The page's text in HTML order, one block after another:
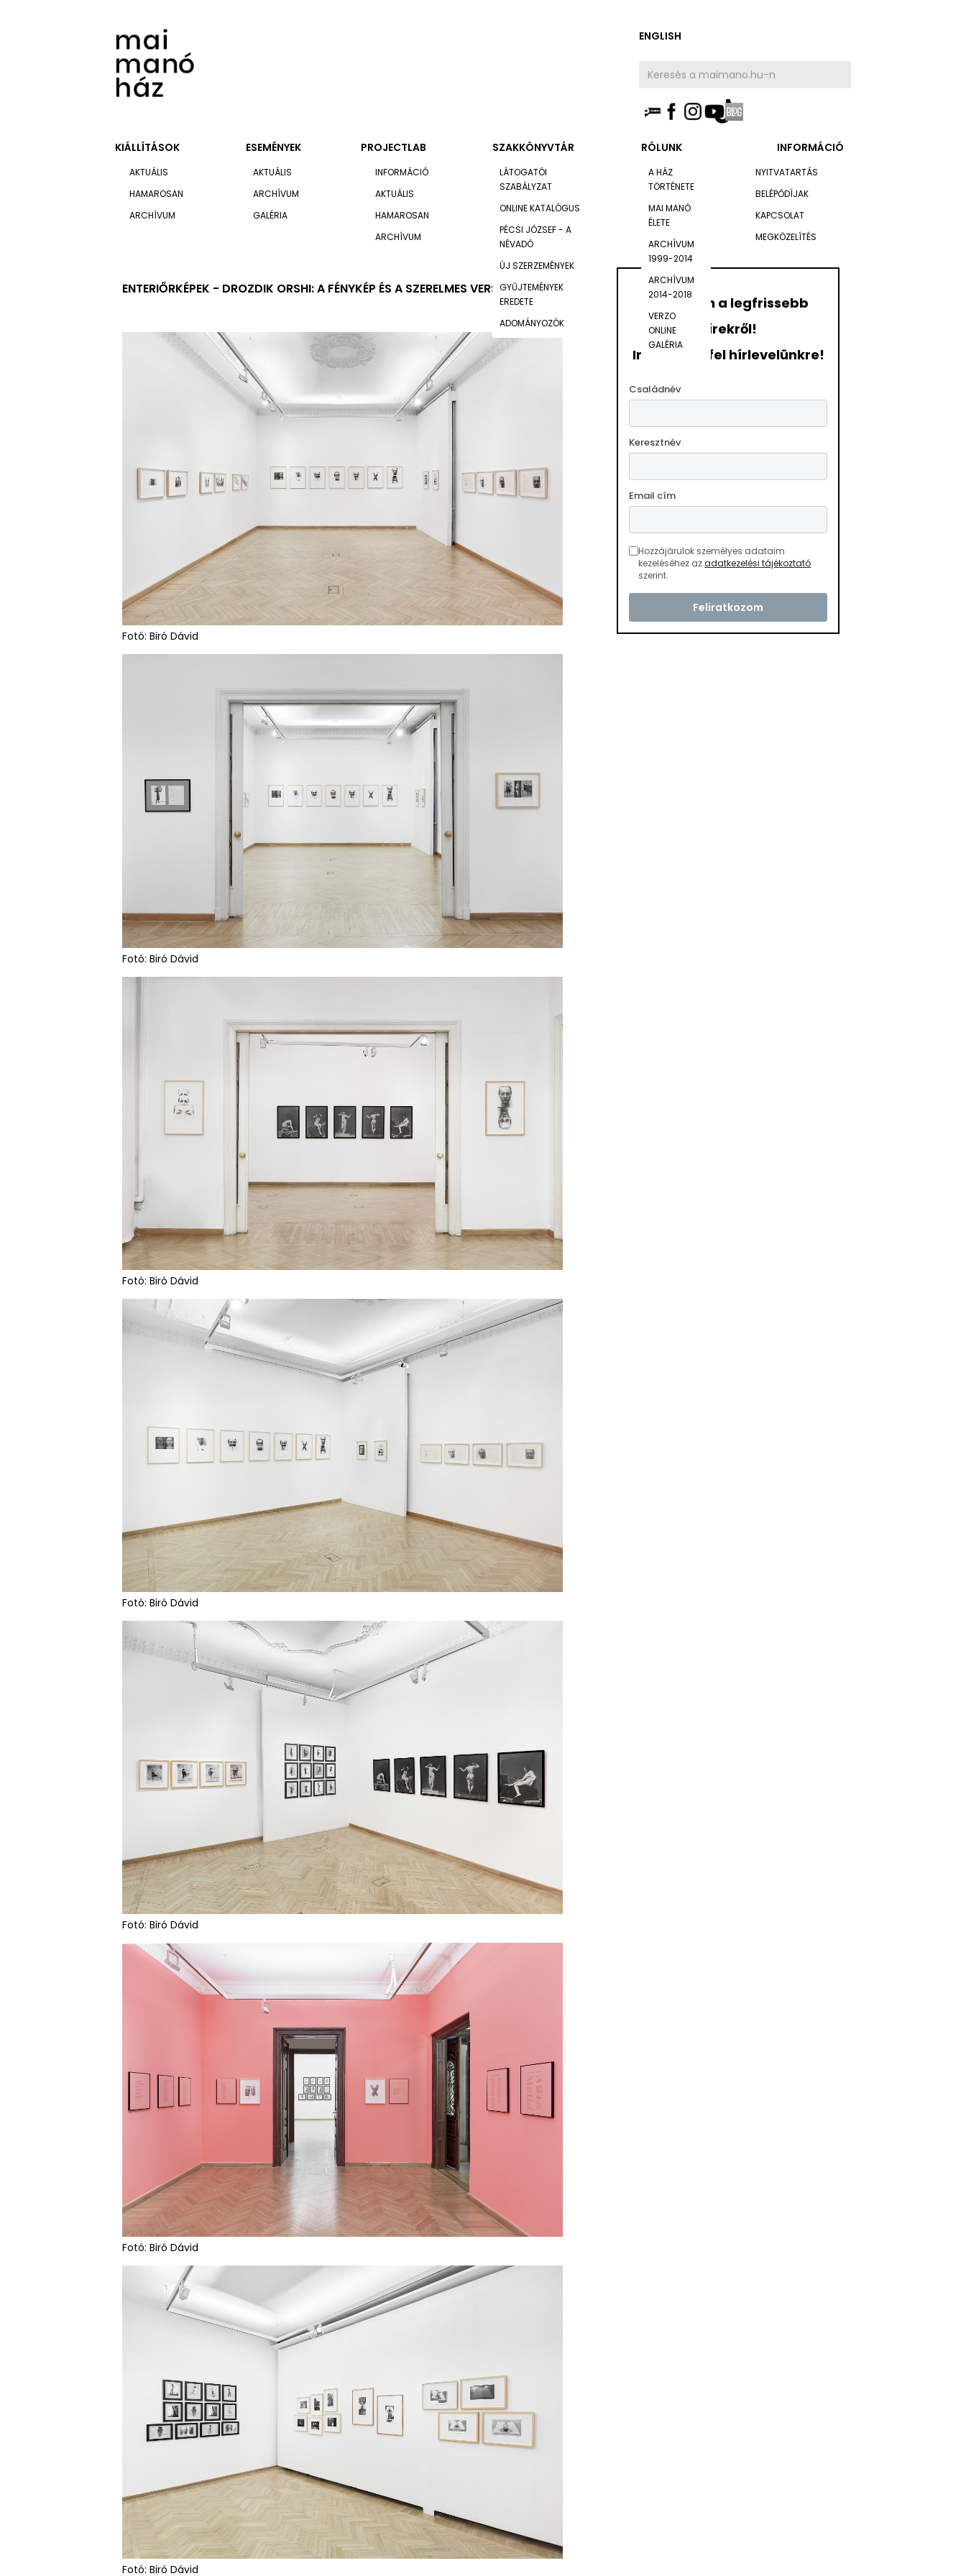
ENGLISH
KIÁLLÍTÁSOK
AKTUÁLIS
HAMAROSAN
ARCHÍVUM
ESEMÉNYEK
AKTUÁLIS
ARCHÍVUM
GALÉRIA
PROJECTLAB
INFORMÁCIÓ
AKTUÁLIS
HAMAROSAN
ARCHÍVUM
SZAKKÖNYVTÁR
LÁTOGATÓI
SZABÁLYZAT
ONLINE KATALÓGUS
PÉCSI JÓZSEF - A
NÉVADÓ
ÚJ SZERZEMÉNYEK
GYŰJTEMÉNYEK
EREDETE
ADOMÁNYOZÓK
RÓLUNK
A HÁZ
TÖRTÉNETE
MAI MANÓ
ÉLETE
ARCHÍVUM
1999-2014
ARCHÍVUM
2014-2018
VERZO
ONLINE
GALÉRIA
INFORMÁCIÓ
NYITVATARTÁS
BELÉPŐDÍJAK
KAPCSOLAT
MEGKÖZELÍTÉS
ENTERIŐRKÉPEK - DROZDIK ORSHI: A FÉNYKÉP ÉS A SZERELMES VERS 1975–1995
Fotó: Biró Dávid
Fotó: Biró Dávid
Fotó: Biró Dávid
Fotó: Biró Dávid
Fotó: Biró Dávid
Fotó: Biró Dávid
Fotó: Biró Dávid
Értesüljön a legfrissebb
hírekről!
Iratkozzon fel hírlevelünkre!
Családnév
Keresztnév
Email cím
Hozzájárulok személyes adataim
kezeléséhez azadatkezelési tájékoztató
szerint.